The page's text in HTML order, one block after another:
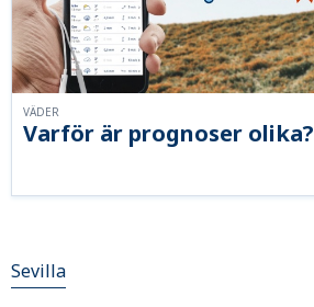
Varför är prognoser olika?
VÄDER
Sevilla